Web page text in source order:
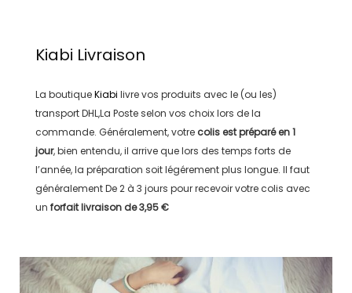
Kiabi Livraison
La boutiqueKiabi livre vos produits avec le (ou les)
transportDHL,La Posteselon vos choix lors de la
commande. Généralement, votre colis est préparé en1
jour, bien entendu, il arrive que lors des temps forts de
l’année, la préparation soit légérement plus longue. Il faut
généralementDe 2 à 3 jours pour recevoir votre colis avec
un forfait livraison de3,95 €